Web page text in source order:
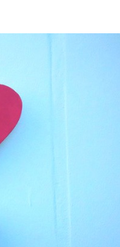
として、ゴリさん
ました。「そこだ
場所で2つの旅行を
ります。
」です。お酒3杯に
あるんですけど、
らではの楽しみ方
きなわ新喜劇」の
どを通じて、故郷・
らは“復帰っ子”と言
、復帰直後の沖縄
る混乱を聞いて育
お金が減る』と文
時ならではの出来
日からおじさんと
。「映画みたいな
始まった新生活に